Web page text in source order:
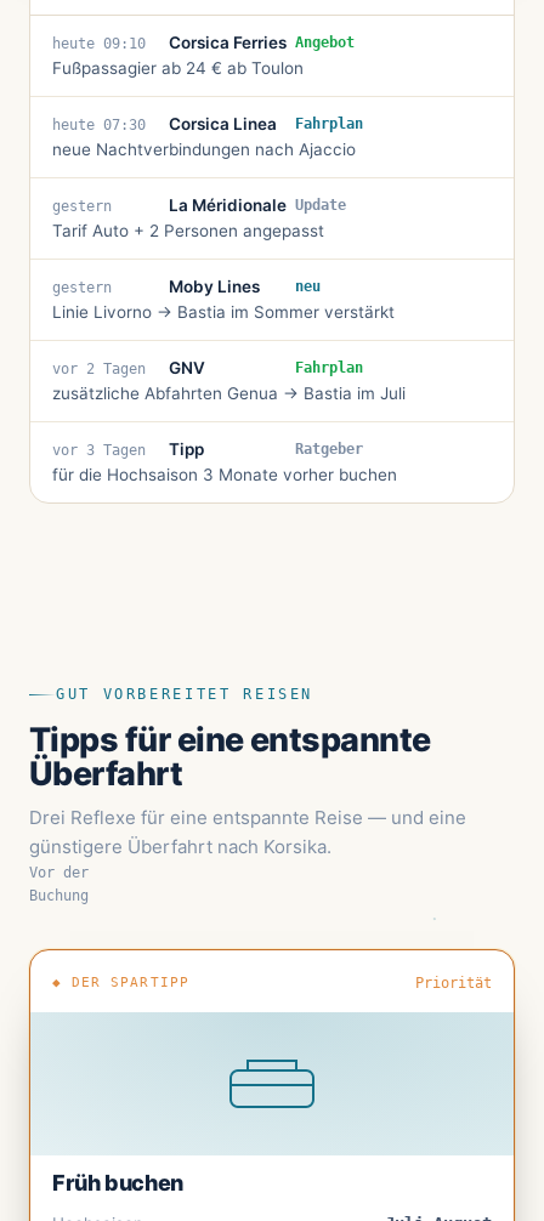
heute 09:10
Corsica Ferries
Fußpassagier ab 24 € ab Toulon
Angebot
heute 07:30
Corsica Linea
neue Nachtverbindungen nach Ajaccio
Fahrplan
gestern
La Méridionale
Tarif Auto + 2 Personen angepasst
Update
gestern
Moby Lines
Linie Livorno → Bastia im Sommer verstärkt
neu
vor 2 Tagen
GNV
zusätzliche Abfahrten Genua → Bastia im Juli
Fahrplan
vor 3 Tagen
Tipp
für die Hochsaison 3 Monate vorher buchen
Ratgeber
GUT VORBEREITET REISEN
Tipps für eine entspannte
Überfahrt
Drei Reflexe für eine entspannte Reise — und eine
günstigere Überfahrt nach Korsika.
Vor der
Buchung
◆ DER SPARTIPP Priorität
Früh buchen